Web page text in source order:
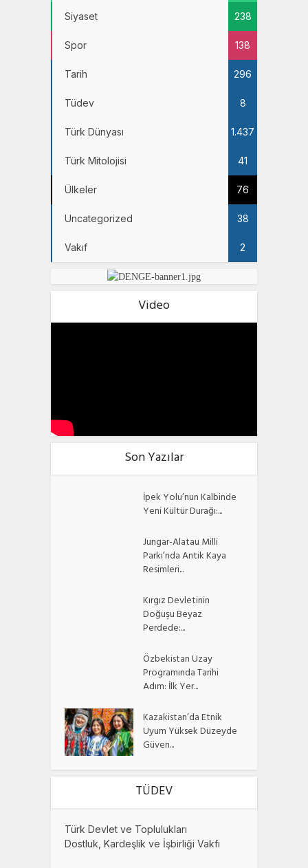
Siyaset 238
Spor 138
Tarih 296
Tüdev 8
Türk Dünyası 1.437
Türk Mitolojisi 41
Ülkeler 76
Uncategorized 38
Vakıf 2
Video
Son Yazılar
İpek Yolu’nun Kalbinde
Yeni Kültür Durağı:...
Jungar-Alatau Milli
Parkı’nda Antik Kaya
Resimleri...
Kırgız Devletinin
Doğuşu Beyaz
Perdede:...
Özbekistan Uzay
Programında Tarihi
Adım: İlk Yer...
Kazakistan’da Etnik
Uyum Yüksek Düzeyde
Güven...
TÜDEV
Türk Devlet ve Toplulukları
Dostluk, Kardeşlik ve İşbirliği Vakfı